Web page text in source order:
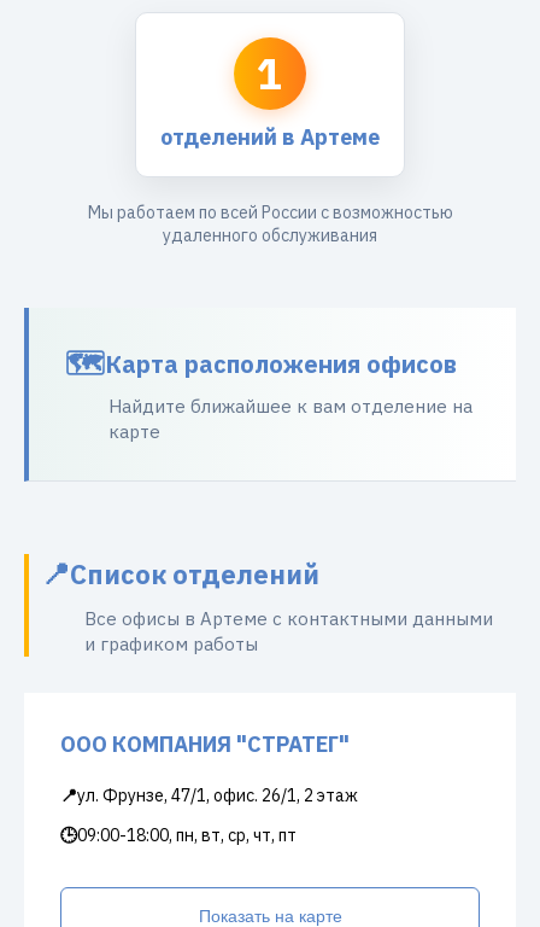
1
отделений в Артеме
Мы работаем по всей России с возможностью
удаленного обслуживания
Карта расположения офисов
Найдите ближайшее к вам отделение на
карте
Список отделений
Все офисы в Артеме с контактными данными
и графиком работы
ООО КОМПАНИЯ "СТРАТЕГ"
📍ул. Фрунзе, 47/1, офис. 26/1, 2 этаж
🕒09:00-18:00, пн, вт, ср, чт, пт
Показать на карте